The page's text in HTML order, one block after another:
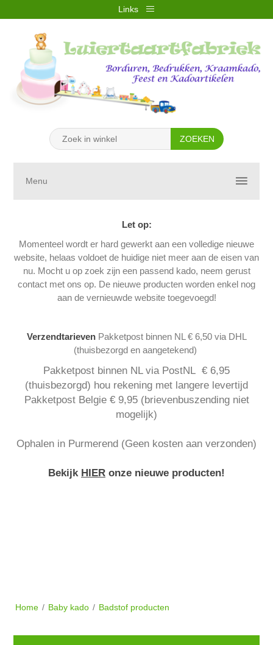
Links
REGISTREREN
WINKELWAGEN (0)
Menu
Let op:
Momenteel wordt er hard gewerkt aan een volledige nieuwe
website, helaas voldoet de huidige niet meer aan de eisen van
nu. Mocht u op zoek zijn een passend kado, neem gerust
contact met ons op. De nieuwe producten worden enkel nog
aan de vernieuwde website toegevoegd!
Verzendtarieven Pakketpost binnen NL € 6,50 via DHL
(thuisbezorgd en aangetekend)
Pakketpost binnen NL via PostNL € 6,95
(thuisbezorgd) hou rekening met langere levertijd
Pakketpost Belgie € 9,95 (brievenbuszending niet
mogelijk)
Ophalen in Purmerend (Geen kosten aan verzonden)
Bekijk HIER onze nieuwe producten!
Home / Baby kado / Badstof producten